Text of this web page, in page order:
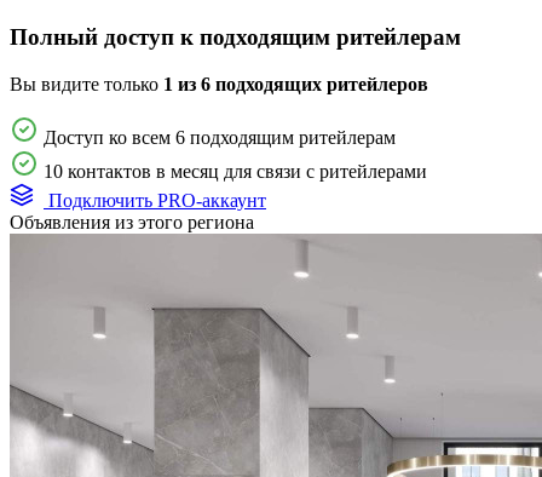
Полный доступ к подходящим ритейлерам
Вы видите только 1 из 6 подходящих ритейлеров
Доступ ко всем 6 подходящим ритейлерам
10 контактов в месяц для связи с ритейлерами
Подключить PRO-аккаунт
Объявления из этого региона